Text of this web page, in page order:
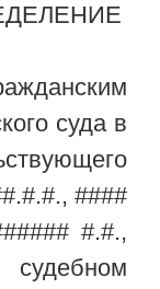
суда в
####
#.#.,